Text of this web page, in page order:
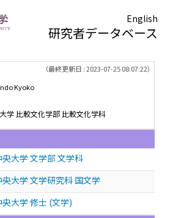
English
研究者データベース
（最終更新日 : 2023-07-25 08:07:22）
Kyoko
学 比較文化学部 比較文化学科
央大学 文学部 文学科
央大学 文学研究科 国文学
央大学 修士 (文学)